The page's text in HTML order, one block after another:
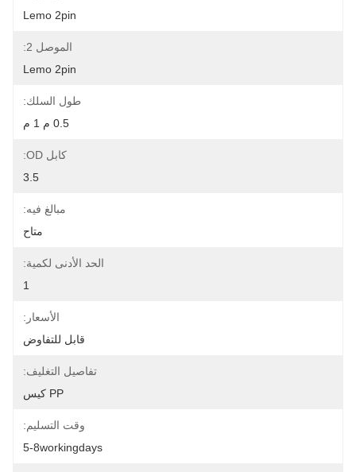
Lemo 2pin
الموصل 2:
Lemo 2pin
طول السلك:
0.5 م 1 م
كابل OD:
3.5
مبالغ فيه:
متاح
الحد الأدنى لكمية:
1
الأسعار:
قابل للتفاوض
تفاصيل التغليف:
PP كيس
وقت التسليم:
5-8workingdays